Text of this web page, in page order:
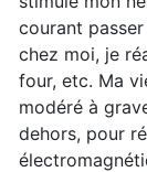
courant
chez moi, je
four, etc. Ma
modéré à
dehors, pour